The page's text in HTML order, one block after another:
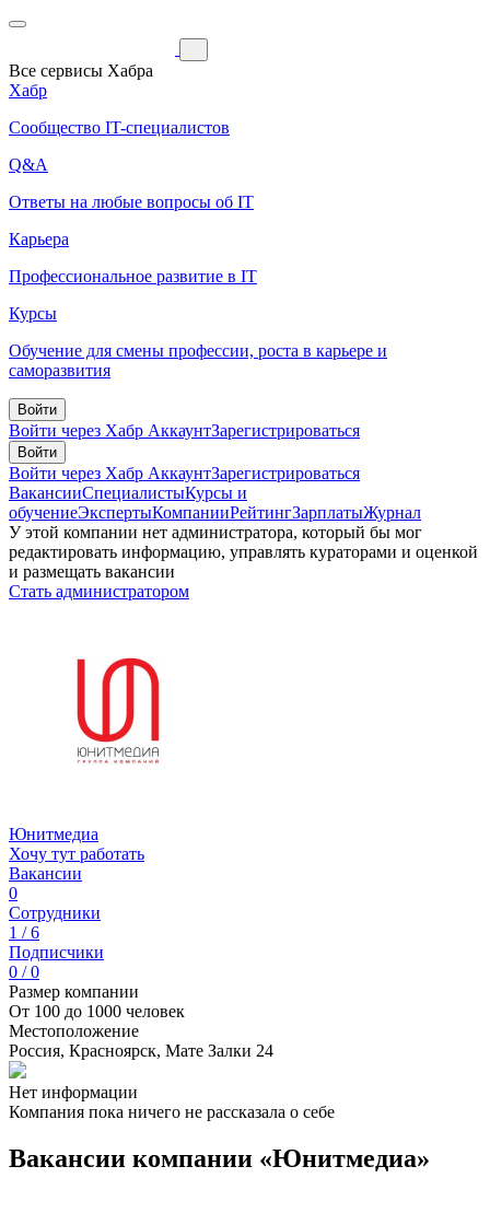
Все сервисы Хабра
Хабр
Сообщество IT-специалистов
Q&A
Ответы на любые вопросы об IT
Карьера
Профессиональное развитие в IT
Курсы
Обучение для смены профессии, роста в карьере и
саморазвития
Войти
Войти через Хабр АккаунтЗарегистрироваться
Войти
Войти через Хабр АккаунтЗарегистрироваться
ВакансииСпециалистыКурсы и
обучениеЭкспертыКомпанииРейтингЗарплатыЖурнал
У этой компании нет администратора, который бы мог
редактировать информацию, управлять кураторами и оценкой
и размещать вакансии
Стать администратором
Юнитмедиа
Хочу тут работать
Вакансии
0
Сотрудники
1 / 6
Подписчики
0 / 0
Размер компании
От 100 до 1000 человек
Местоположение
Россия, Красноярск, Мате Залки 24
Нет информации
Компания пока ничего не рассказала о себе
Вакансии компании «Юнитмедиа»